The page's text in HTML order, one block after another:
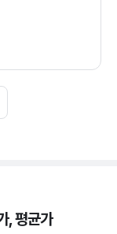
, 평균가